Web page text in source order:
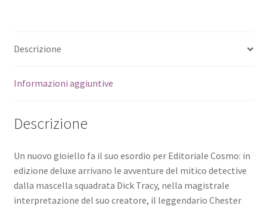
Descrizione
Informazioni aggiuntive
Descrizione
Un nuovo gioiello fa il suo esordio per Editoriale Cosmo: in
edizione deluxe arrivano le avventure del mitico detective
dalla mascella squadrata Dick Tracy, nella magistrale
interpretazione del suo creatore, il leggendario Chester